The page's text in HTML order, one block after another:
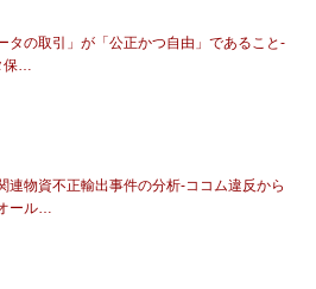
タの取引」が「公正かつ自由」であること-
保…
連物資不正輸出事件の分析-ココム違反から
ール…